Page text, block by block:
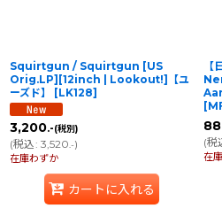
Squirtgun / Squirtgun [US
Orig.LP][12inch | Lookout!]【ユ
ーズド】
[LK128]
3,200.-(税別)
(税込: 3,520.-)
在庫わずか
カートに入れる
[
(税
在